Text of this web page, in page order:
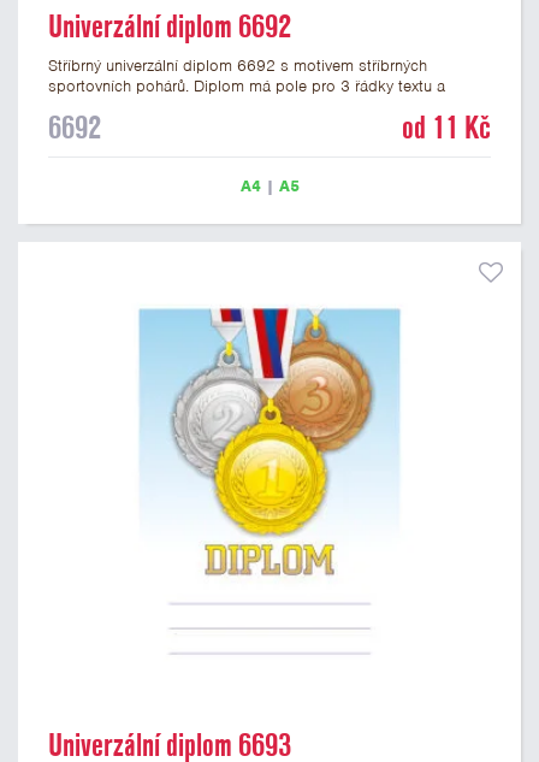
Univerzální diplom 6692
Stříbrný univerzální diplom 6692 s motivem stříbrných
sportovních pohárů. Diplom má pole pro 3 řádky textu a
formátu A4 a A5. Tento univerzální diplom je vhodný pro
motivem pohárů má gramáž 250 g/m2.
6692 od 11 Kč
A4| A5
Univerzální diplom 6693